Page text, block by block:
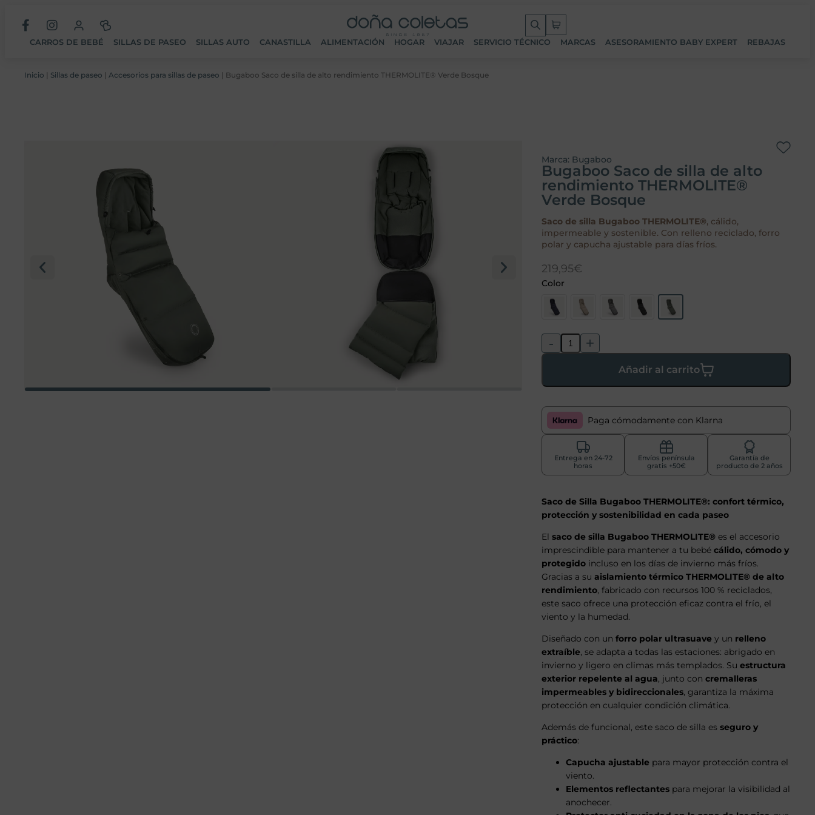
CARROS DE BEBÉ SILLAS DE PASEO SILLAS AUTO CANASTILLA ALIMENTACIÓN HOGAR VIAJAR SERVICIO TÉCNICO MARCAS ASESORAMIENTO BABY EXPERT REBAJAS
Inicio | Sillas de paseo | Accesorios para sillas de paseo | Bugaboo Saco de silla de alto rendimiento THERMOLITE® Verde Bosque
Marca: Bugaboo
Bugaboo Saco de silla de alto
rendimiento THERMOLITE®
Verde Bosque
Saco de silla Bugaboo THERMOLITE®, cálido,
impermeable y sostenible. Con relleno reciclado, forro
polar y capucha ajustable para días fríos.
219,95€
Color
- +
Añadir al carrito
Paga cómodamente con Klarna
Entrega en 24-72
horas
Envíos península
gratis +50€
Garantía de
producto de 2 años
Saco de Silla Bugaboo THERMOLITE®: confort térmico,
protección y sostenibilidad en cada paseo
Elsaco de silla Bugaboo THERMOLITE® es el accesorio
imprescindible para mantener a tu bebécálido, cómodo y
protegido incluso en los días de invierno más fríos.
Gracias a suaislamiento térmico THERMOLITE® de alto
rendimiento, fabricado con recursos 100 % reciclados,
este saco ofrece una protección eficaz contra el frío, el
viento y la humedad.
Diseñado con unforro polar ultrasuave y un relleno
extraíble, se adapta a todas las estaciones: abrigado en
invierno y ligero en climas más templados. Suestructura
exterior repelente al agua, junto concremalleras
impermeables y bidireccionales, garantiza la máxima
protección en cualquier condición climática.
Además de funcional, este saco de silla esseguro y
práctico:
Capucha ajustable para mayor protección contra el
viento.
Elementos reflectantes para mejorar la visibilidad al
anochecer.